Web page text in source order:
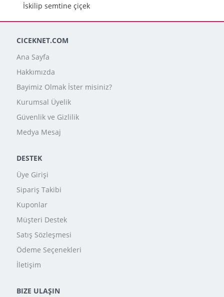
İskilip semtine çiçek
CICEKNET.COM
Ana Sayfa
Hakkımızda
Bayimiz Olmak İster misiniz?
Kurumsal Üyelik
Güvenlik ve Gizlilik
Medya Mesaj
DESTEK
Üye Girişi
Sipariş Takibi
Kuponlar
Müşteri Destek
Satış Sözleşmesi
Ödeme Seçenekleri
İletişim
BIZE ULAŞIN